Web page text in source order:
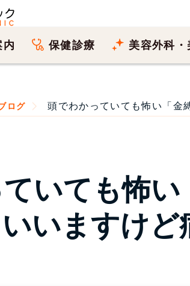
内 保健診療 美容外科
ログ 頭でわかっていても怖い「
いても怖
いますけど